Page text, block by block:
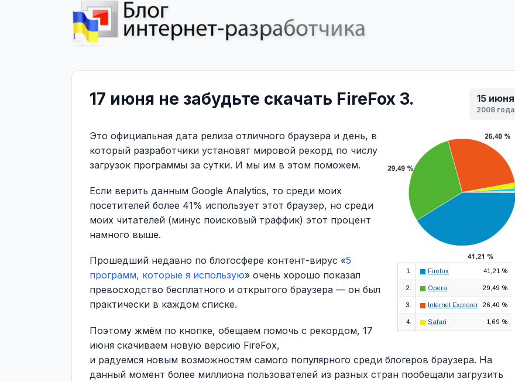
15 июня
2008 года
17 июня не забудьте скачать FireFox 3.
Это официальная дата релиза отличного браузера и день, в
который разработчики установят мировой рекорд по числу
загрузок программы за сутки. И мы им в этом поможем.
Если верить данным Google Analytics, то среди моих
посетителей более 41% использует этот браузер, но среди
моих читателей (минус поисковый траффик) этот процент
намного выше.
Прошедший недавно по блогосфере контент-вирус «5
программ, которые я использую» очень хорошо показал
превосходство бесплатного и открытого браузера — он был
практически в каждом списке.
Поэтому жмём по кнопке, обещаем помочь с рекордом, 17
июня скачиваем новую версию FireFox,
и радуемся новым возможностям самого популярного среди блогеров браузера. На
данный момент более миллиона пользователей из разных стран пообещали загрузить